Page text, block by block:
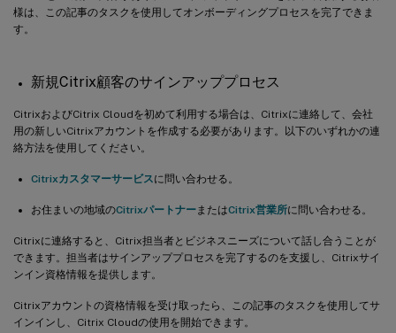
様は、この記事のタスクを使用してオンボーディングプロセスを完了できま
す。
新規Citrix顧客のサインアッププロセス
CitrixおよびCitrix Cloudを初めて利用する場合は、Citrixに連絡して、会社
用の新しいCitrixアカウントを作成する必要があります。以下のいずれかの連
絡方法を使用してください。
Citrixカスタマーサービスに問い合わせる。
お住まいの地域のCitrixパートナーまたはCitrix営業所に問い合わせる。
Citrixに連絡すると、Citrix担当者とビジネスニーズについて話し合うことが
できます。担当者はサインアッププロセスを完了するのを支援し、Citrixサイ
ンイン資格情報を提供します。
Citrixアカウントの資格情報を受け取ったら、この記事のタスクを使用してサ
インインし、Citrix Cloudの使用を開始できます。